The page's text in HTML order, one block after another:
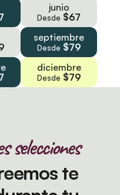
junio
Desde $67
septiembre
Desde $79
diciembre
Desde $79
selecciones
te